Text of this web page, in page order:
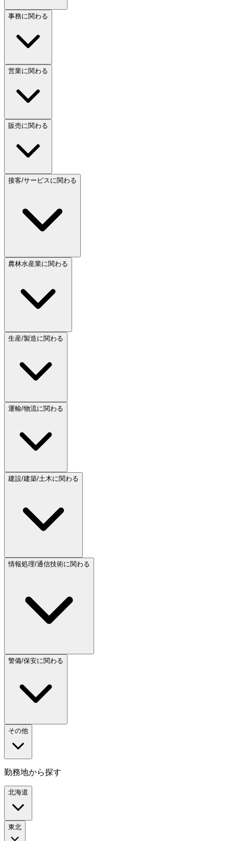
事務に関わる
営業に関わる
販売に関わる
接客/サービスに関わる
農林水産業に関わる
生産/製造に関わる
運輸/物流に関わる
建設/建築/土木に関わる
情報処理/通信技術に関わる
警備/保安に関わる
その他
勤務地から探す
北海道
東北